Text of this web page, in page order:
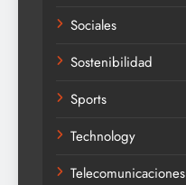
Sociales
Sostenibilidad
Sports
Technology
Telecomunicaciones